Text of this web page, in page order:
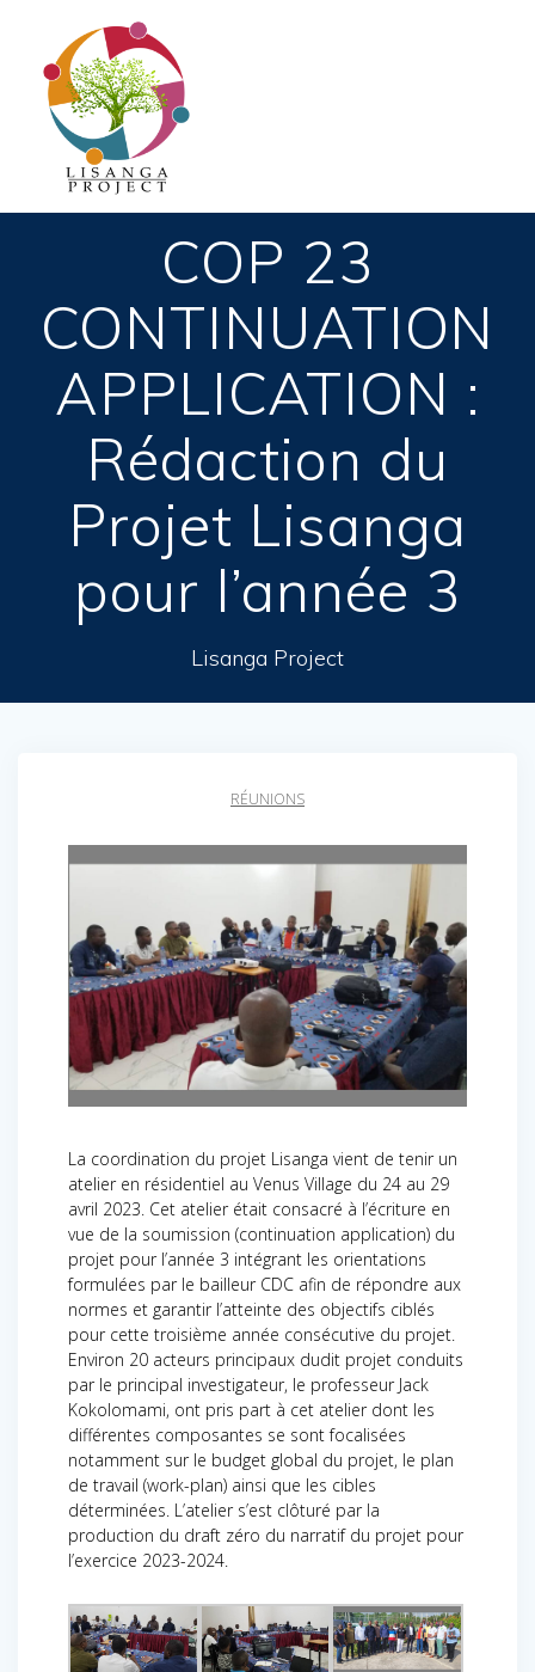
COP 23
CONTINUATION
APPLICATION :
Rédaction du
Projet Lisanga
pour l’année 3
Lisanga Project
RÉUNIONS
La coordination du projet Lisanga vient de tenir un
atelier en résidentiel au Venus Village du 24 au 29
avril 2023. Cet atelier était consacré à l’écriture en
vue de la soumission (continuation application) du
projet pour l’année 3 intégrant les orientations
formulées par le bailleur CDC afin de répondre aux
normes et garantir l’atteinte des objectifs ciblés
pour cette troisième année consécutive du projet.
Environ 20 acteurs principaux dudit projet conduits
par le principal investigateur, le professeur Jack
Kokolomami, ont pris part à cet atelier dont les
différentes composantes se sont focalisées
notamment sur le budget global du projet, le plan
de travail (work-plan) ainsi que les cibles
déterminées. L’atelier s’est clôturé par la
production du draft zéro du narratif du projet pour
l’exercice 2023-2024.